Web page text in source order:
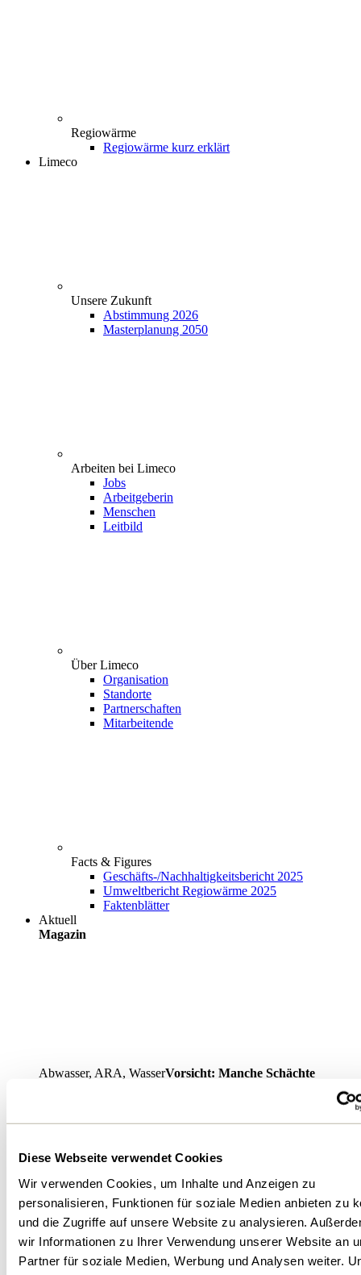
Diese Webseite verwendet Cookies
Wir verwenden Cookies, um Inhalte und Anzeigen zu
personalisieren, Funktionen für soziale Medien anbieten zu
und die Zugriffe auf unsere Website zu analysieren.
wir Informationen zu Ihrer Verwendung unserer Website an
Partner für soziale Medien, Werbung und Analysen weiter.
Regiowärme
Regiowärme kurz erklärt
Limeco
Unsere Zukunft
Abstimmung 2026
Masterplanung 2050
Arbeiten bei Limeco
Jobs
Arbeitgeberin
Menschen
Leitbild
Über Limeco
Organisation
Standorte
Partnerschaften
Mitarbeitende
Facts & Figures
Geschäfts-/Nachhaltigkeitsbericht 2025
Umweltbericht Regiowärme 2025
Faktenblätter
Aktuell
Magazin
Abwasser, ARA, WasserVorsicht: Manche Schächte
Abwasser, ARA, Wasser Mikroplastik und Spurenstoffe im
Abwasser
Mikroplastik und Spurenstoffe im Abwasser